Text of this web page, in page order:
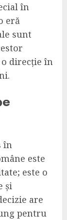
în
eră
sunt
direcție în
în
este
este o
și
are
pentru